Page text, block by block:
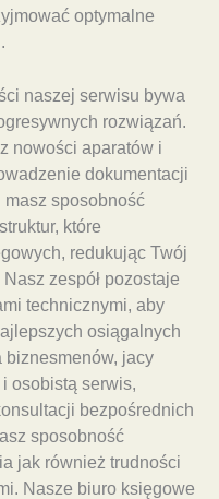
optymalne
naszej serwisu bywa
rozwiązań.
nowości aparatów i
dokumentacji
masz sposobność
które
redukując Twój
zespół pozostaje
technicznymi, aby
osiągalnych
biznesmenów, jacy
osobistą serwis,
bezpośrednich
sposobność
jak również trudności
Nasze biuro księgowe